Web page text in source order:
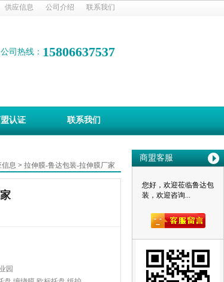
商盟客服
您好，欢迎莅临鲁达包
装，欢迎咨询...
供应信息 公司介绍 联系我们
公司热线： 15806637537
认证 联系我们
信息 > 拉伸膜-鲁达包装-拉伸膜厂家
园